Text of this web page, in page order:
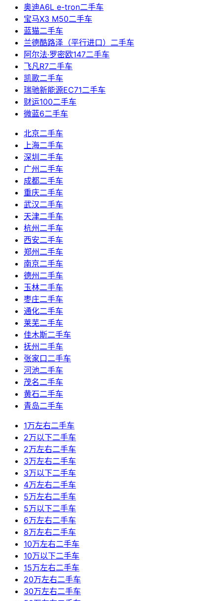
奥迪A6L e-tron二手车
宝马X3 M50二手车
蓝猫二手车
兰德酷路泽（平行进口）二手车
阿尔法·罗密欧147二手车
飞凡R7二手车
凯歌二手车
瑞驰新能源EC71二手车
财运100二手车
微蓝6二手车
北京二手车
上海二手车
深圳二手车
广州二手车
成都二手车
重庆二手车
武汉二手车
天津二手车
杭州二手车
西安二手车
郑州二手车
南京二手车
德州二手车
玉林二手车
枣庄二手车
通化二手车
莱芜二手车
佳木斯二手车
抚州二手车
张家口二手车
河池二手车
茂名二手车
黄石二手车
青岛二手车
1万左右二手车
2万以下二手车
2万左右二手车
3万左右二手车
3万以下二手车
4万左右二手车
5万左右二手车
5万以下二手车
6万左右二手车
8万左右二手车
10万左右二手车
10万以下二手车
15万左右二手车
20万左右二手车
30万左右二手车